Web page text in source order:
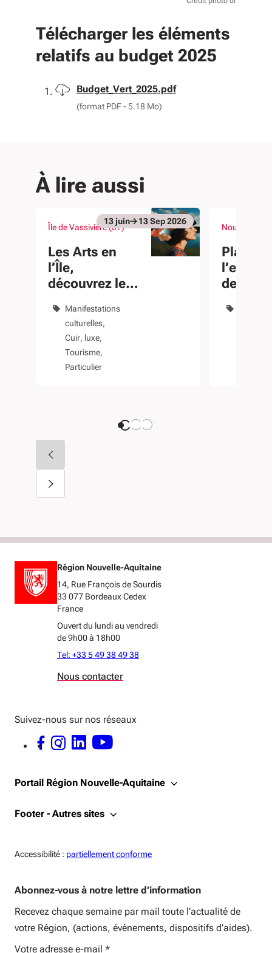
Télécharger les éléments
relatifs au budget 2025
Télécharger
Budget_Vert_2025.pdf
(format PDF - 5.18 Mo)
À lire aussi
Île de Vassivière (87)
Les Arts en
l’Île,
découvrez le
Vassivière et
son île
Manifestations
culturelles
Cuir, luxe
Tourisme
Particulier
évènement
Du 13 juin au 13 Sep 2026
13 juin 13Sep2026
Nouvelle-
Places
de la
évènement
Du 30 Mar au
Région Nouvelle-Aquitaine
14, Rue François de Sourdis
33 077 Bordeaux Cedex
France
Ouvert du lundi au vendredi
de 9h00 à 18h00
Tel: +33 5 49 38 49 38
Nous contacter
Suivez-nous sur nos réseaux
FACEBOOK - OUVERTURE DANS UNE NOUVELLE FENÊTRE
INSTAGRAM - OUVERTURE DANS UNE NOUVELLE FENÊTRE
LINKEDIN - OUVERTURE DANS UNE NOUVELLE FENÊTRE
YOUTUBE - OUVERTURE DANS UNE NOUVELLE FENÊTRE
Portail Région Nouvelle-Aquitaine
Footer - Autres sites
Accessibilité : Accessiblité:
partiellement conforme
Abonnez-vous à notre lettre d’information
Recevez chaque semaine par mail toute l’actualité de
votre Région, (actions, évènements, dispositifs d’aides).
Votre adresse e-mail *